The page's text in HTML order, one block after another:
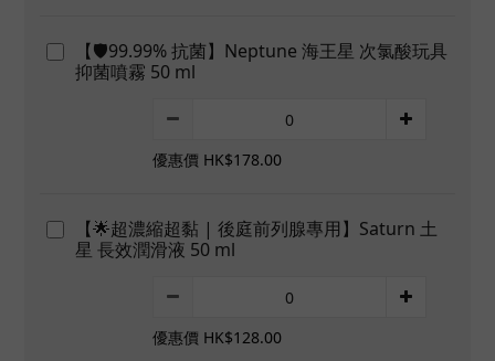
【🛡️99.99% 抗菌】Neptune 海王星 次氯酸玩具
抑菌噴霧 50 ml
優惠價 HK$178.00
【🌟超濃縮超黏 | 後庭前列腺專用】Saturn 土
星 長效潤滑液 50 ml
優惠價 HK$128.00